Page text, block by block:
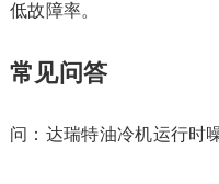
低故障率。
常见问答
问：达瑞特油冷机运行时